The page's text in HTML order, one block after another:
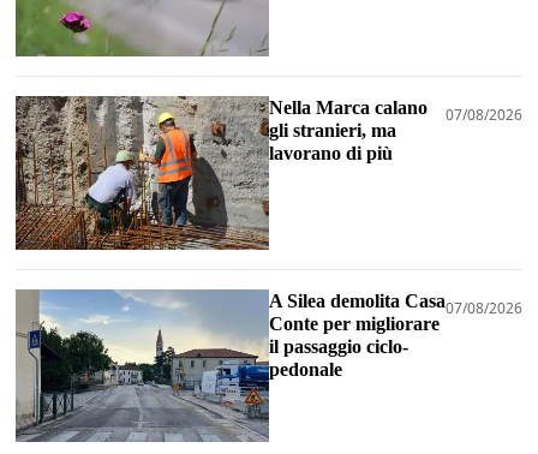
Nella Marca calano
gli stranieri, ma
lavorano di più
07/08/2026
A Silea demolita Casa
Conte per migliorare
il passaggio ciclo-
pedonale
07/08/2026